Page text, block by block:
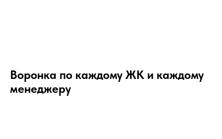
Воронка по каждому ЖК и каждому
менеджеру